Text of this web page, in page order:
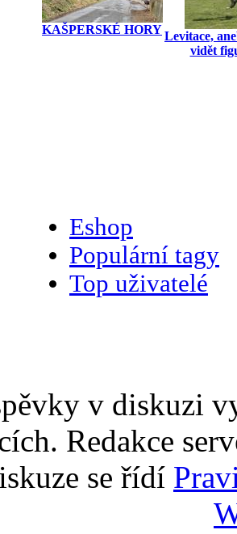
KAŠPERSKÉ HORYLevitace,
vidět
Eshop
Populární tagy
Top uživatelé
v diskuzi
Redakce
se řídí